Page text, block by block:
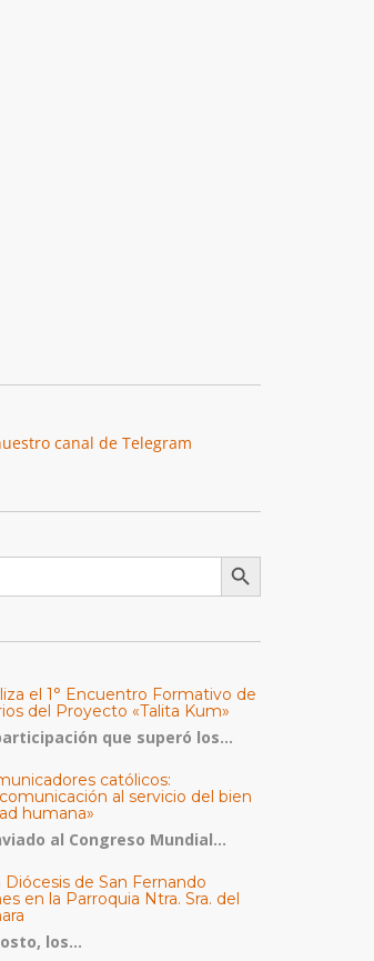
canal de Telegram
Botón de búsqueda
el 1° Encuentro Formativo de
del Proyecto «Talita Kum»
que superó los...
católicos:
al servicio del bien
humana»
al Congreso Mundial...
de San Fernando
en la Parroquia Ntra. Sra. del
los...